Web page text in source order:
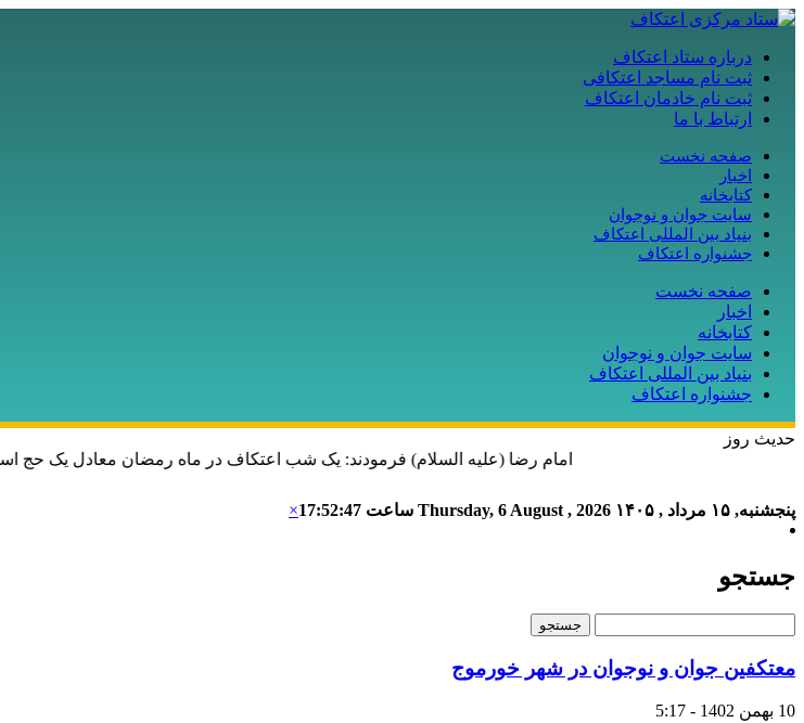
درباره ستاد اعتکاف
ثبت نام مساجد اعتکافی
ثبت نام خادمان اعتکاف
ارتباط با ما
صفحه نخست
اخبار
کتابخانه
سایت جوان و نوجوان
بنیاد بین المللی اعتکاف
جشنواره اعتکاف
صفحه نخست
اخبار
کتابخانه
سایت جوان و نوجوان
بنیاد بین المللی اعتکاف
جشنواره اعتکاف
حدیث روز
امام رضا (علیه السلام) فرمودند: یک شب اعتکاف در ماه رمضان معادل یک حج
پنجشنبه, ۱۵ مرداد , ۱۴۰۵ Thursday, 6 August , 2026 ساعت 17:52:47
×
جستجو
معتکفین جوان و نوجوان در شهر خورموج
10 بهمن 1402 - 5:17